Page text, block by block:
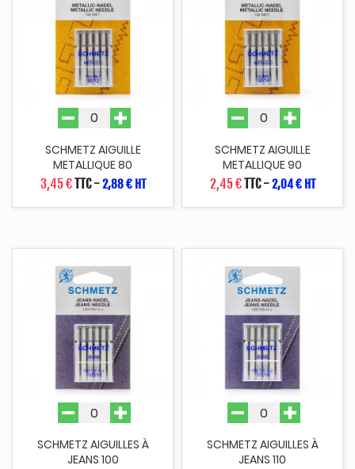
SCHMETZ AIGUILLE
METALLIQUE 80
3,45 €TTC-2,88 € HT
SCHMETZ AIGUILLE
METALLIQUE 90
2,45 €TTC-2,04 € HT
SCHMETZ AIGUILLES À
JEANS 100
SCHMETZ AIGUILLES À
JEANS 110